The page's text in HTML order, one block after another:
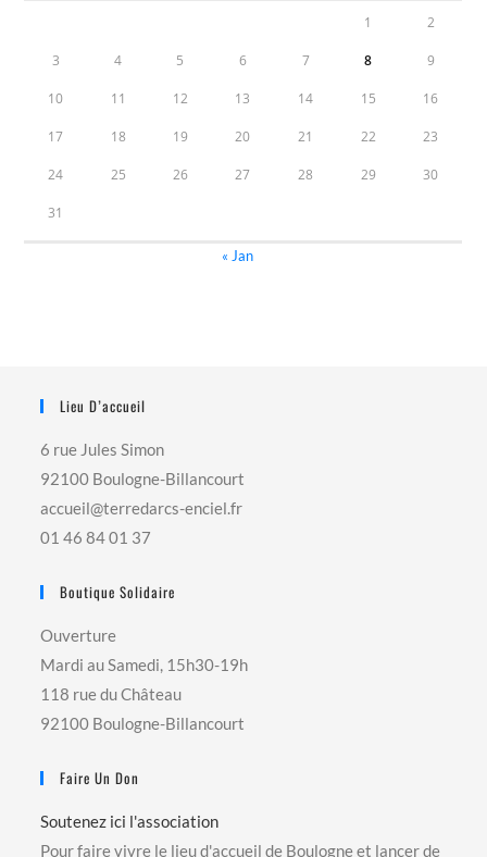
1 2
3 4 5 6 7 8 9
10 11 12 13 14 15 16
17 18 19 20 21 22 23
24 25 26 27 28 29 30
31
« Jan
Lieu D’accueil
6 rue Jules Simon
92100 Boulogne-Billancourt
accueil@terredarcs-enciel.fr
01 46 84 01 37
Boutique Solidaire
Ouverture
Mardi au Samedi, 15h30-19h
118 rue du Château
92100 Boulogne-Billancourt
Faire Un Don
Soutenez ici l'association
Pour faire vivre le lieu d'accueil de Boulogne et lancer de